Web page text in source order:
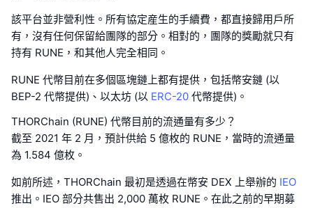
該平台並非營利性。所有協定産生的手續費，都直接歸用戶所
有，沒有任何保留給團隊的部分。相對的，團隊的獎勵就只有
持有 RUNE，和其他人完全相同。
RUNE 代幣目前在多個區塊鏈上都有提供，包括幣安鏈 (以
BEP-2 代幣提供)、以太坊 (以 ERC-20 代幣提供)。
THORChain (RUNE) 代幣目前的流通量有多少？
截至 2021 年 2 月，預計供給 5 億枚的 RUNE，當時的流通量
為 1.584 億枚。
如前所述，THORChain 最初是透過在幣安 DEX 上舉辦的 IEO
推出。IEO 部分共售出 2,000 萬枚 RUNE。在此之前的早期募